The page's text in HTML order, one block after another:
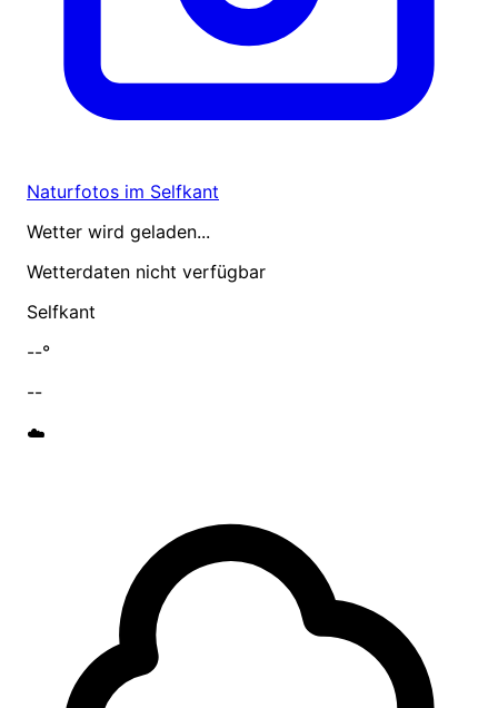
Naturfotos im Selfkant
Wetter wird geladen...
Wetterdaten nicht verfügbar
Selfkant
--°
--
☁️